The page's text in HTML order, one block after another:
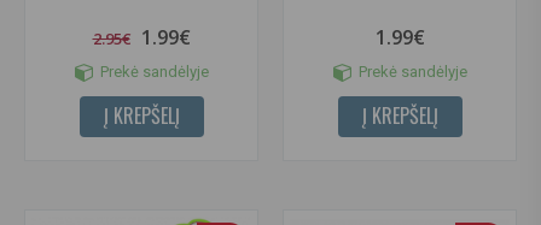
2.95€ 1.99€
Prekė sandėlyje
Į KREPŠELĮ
1.99€
Prekė sandėlyje
Į KREPŠELĮ